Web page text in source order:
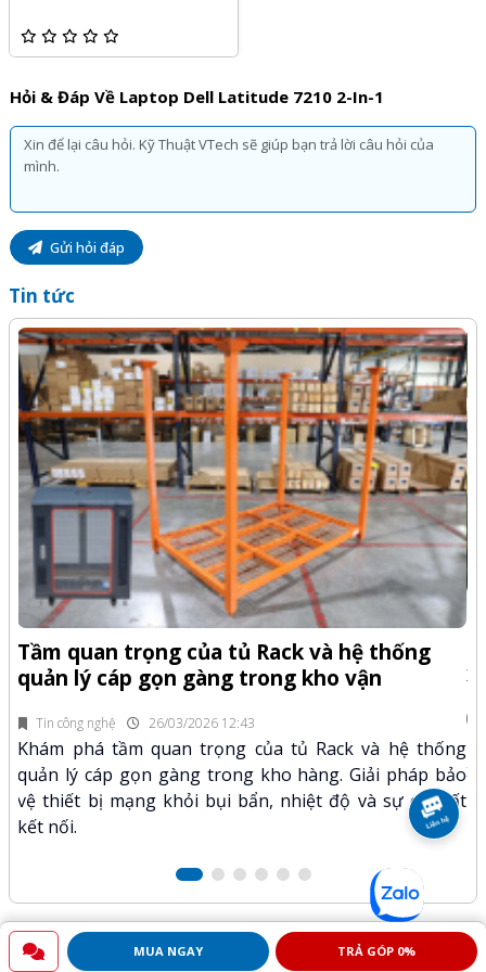
4. Bàn phím tháo rời linh hoạt và touchpad nhanh
cảm giác gõ sẽ không ngon so với các dòng laptop khác.
Tuy nhiên bàn phím của máy này cũng không quá tệ, các
mọi thứ đều bình thường và sử dụng mượt mà.
5. Cổng kết nối đa dạng cho mọi kết nối
Về cổng kết nối và thiết bị ngoại vi thì máy có 1 cổng USB
3.2 gen 1, 2 cổng USB-C hỗ trợ sạc và truyền dữ liệu, USB
3.2 gen 2, Display port, khe thẻ nhớ, lỗ cắm tai nghe
3.5mm. Đủ các cổng cần thiết cho việc giao tiếp thiết bị
thường ngày sử dụng trong văn phòng.
Ở phiên bản này Dell Inspiron 7210 2-in-1còn được trang
bị thêm khe gắn sim 4G và có hỗ trợ Esim 5G kết nối
internet mọi lúc mọi nơi. Ngoài ra kết nối wifi 6 và
bluetooth 5 cũng giúp việc truyền dữ liệu không dây được
Sản phẩmLaptop Dell Latitude 7210 2-in-1của
hãng, giá tốt và bảo hành3 tháng, đi kèm với nhiều
chương trình ưu đãi hấp dẫn khác.
Quý khách hàng hoàn toàn yên tâm khi lựa chọn sử dụng
Hỏi & Đáp Về Laptop Dell Latitude 7210 2-In-1
Gửi hỏi đáp
Tin tức
Tin công nghệ 26/03/2026 12:43
Tầm quan trọng của tủ Rack và hệ thống
quản lý cáp gọn gàng trong kho vận
Khám phá tầm quan trọng của tủ Rack và hệ thống
quản lý cáp gọn gàng trong kho hàng. Giải pháp bảo
vệ thiết bị mạng khỏi bụi bẩn, nhiệt độ và sự cố mất
kết nối.
MUA NGAY TRẢ GÓP 0%